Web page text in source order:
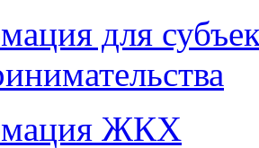
для
ЖКХ